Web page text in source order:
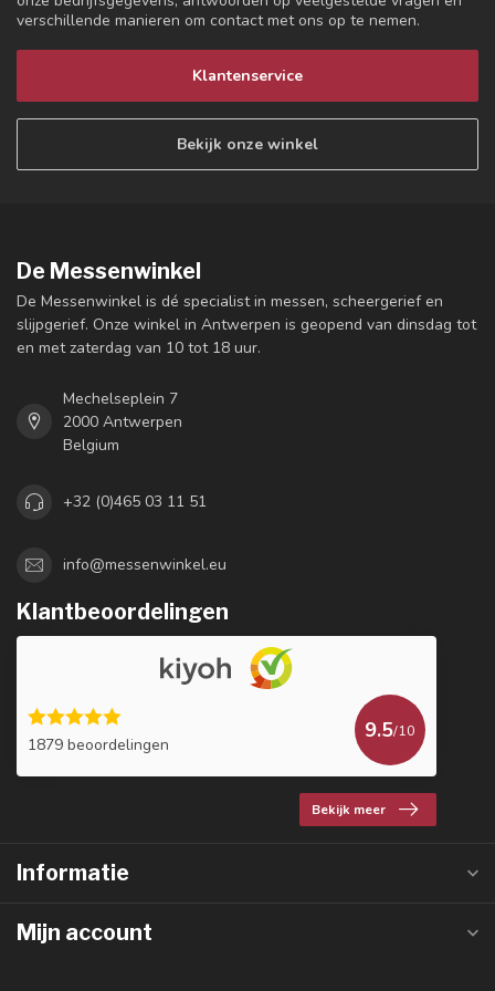
verschillende manieren om contact met ons op te nemen.
Klantenservice
Bekijk onze winkel
De Messenwinkel
De Messenwinkel is dé specialist in messen, scheergerief en
slijpgerief. Onze winkel in Antwerpen is geopend van dinsdag tot
en met zaterdag van 10 tot 18 uur.
Mechelseplein 7
2000 Antwerpen
Belgium
+32 (0)465 03 11 51
info@messenwinkel.eu
Klantbeoordelingen
1879 beoordelingen
9.5/10
Bekijk meer
Informatie
Mijn account